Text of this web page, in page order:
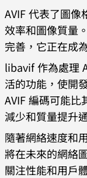
AVIF 代表了圖像
效率和圖像質量
完善，它正在成
libavif 作為處理
活的功能，使開
AVIF 編碼可能
減少和質量提升
隨著網絡速度和
將在未來的網絡
關注性能和用戶